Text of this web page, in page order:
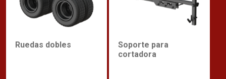
Ruedas dobles
Soporte para
cortadora